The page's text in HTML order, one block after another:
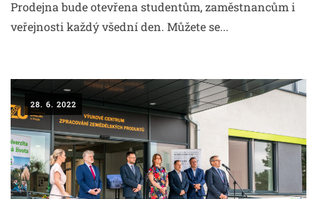
Prodejna bude otevřena studentům, zaměstnancům i
veřejnosti každý všední den. Můžete se...
28. 6. 2022